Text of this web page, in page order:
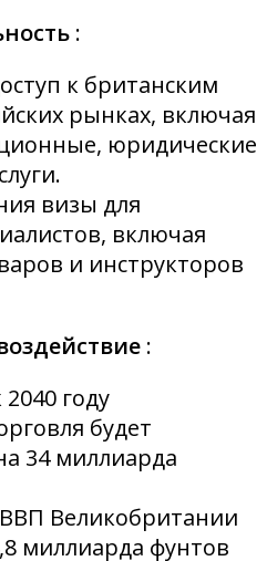
:
к британским
рынках, включая
юридические
визы для
включая
и инструкторов
:
году
будет
34 миллиарда
Великобритании
миллиарда фунтов